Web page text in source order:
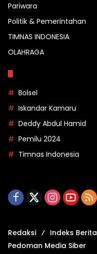
Pariwara
Politik & Pemerintahan
TIMNAS INDONESIA
OLAHRAGA
Bolsel
Iskandar Kamaru
Deddy Abdul Hamid
Pemilu 2024
Timnas Indonesia
Redaksi Indeks Berita
Pedoman Media Siber